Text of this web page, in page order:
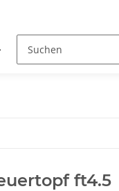
Kühlboxen
ft4.5